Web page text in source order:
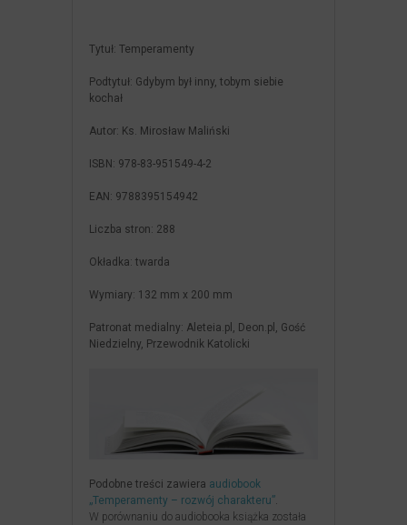
Tytuł: Temperamenty
Podtytuł: Gdybym był inny, tobym siebie
kochał
Autor: Ks. Mirosław Maliński
ISBN: 978-83-951549-4-2
EAN: 9788395154942
Liczba stron: 288
Okładka: twarda
Wymiary: 132 mm x 200 mm
Patronat medialny: Aleteia.pl, Deon.pl, Gość
Niedzielny, Przewodnik Katolicki
Podobne treści zawiera audiobook
„Temperamenty – rozwój charakteru”.
W porównaniu do audiobooka książka została